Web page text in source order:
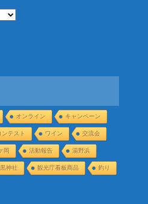
オンライン キャンペーン
ンテスト ワイン 交流会
岡 活動報告 湯野浜
神社 観光庁看板商品 釣り